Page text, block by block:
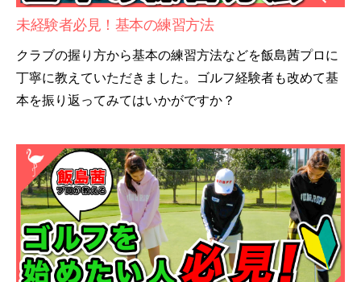
未経験者必見！基本の練習方法
クラブの握り方から基本の練習方法などを飯島茜プロに
丁寧に教えていただきました。ゴルフ経験者も改めて基
本を振り返ってみてはいかがですか？